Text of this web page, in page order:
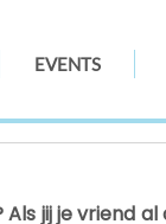
EVENTS
jij je vriend